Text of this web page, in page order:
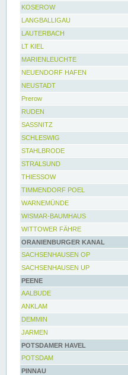
KOSEROW
LANGBALLIGAU
LAUTERBACH
LT KIEL
MARIENLEUCHTE
NEUENDORF HAFEN
NEUSTADT
Prerow
RUDEN
SASSNITZ
SCHLESWIG
STAHLBRODE
STRALSUND
THIESSOW
TIMMENDORF POEL
WARNEMÜNDE
WISMAR-BAUMHAUS
WITTOWER FÄHRE
ORANIENBURGER KANAL
SACHSENHAUSEN OP
SACHSENHAUSEN UP
PEENE
AALBUDE
ANKLAM
DEMMIN
JARMEN
POTSDAMER HAVEL
POTSDAM
PINNAU